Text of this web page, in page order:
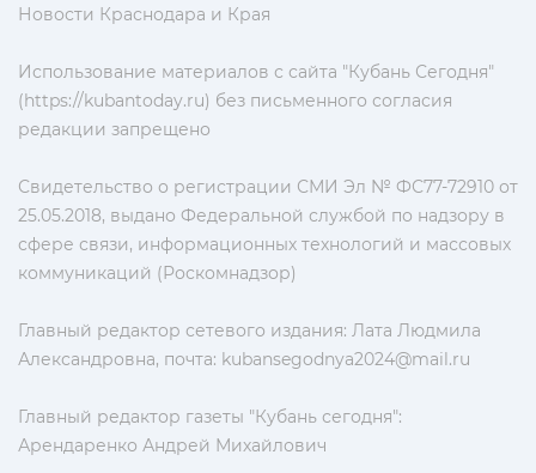
Новости Краснодара и Края
Использование материалов с сайта "Кубань Сегодня"
(https://kubantoday.ru) без письменного согласия
редакции запрещено
Свидетельство о регистрации СМИ Эл № ФС77-72910 от
25.05.2018, выдано Федеральной службой по надзору в
сфере связи, информационных технологий и массовых
коммуникаций (Роскомнадзор)
Главный редактор сетевого издания: Лата Людмила
Александровна, почта: kubansegodnya2024@mail.ru
Главный редактор газеты "Кубань сегодня":
Арендаренко Андрей Михайлович